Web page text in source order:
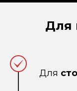
Для
Для